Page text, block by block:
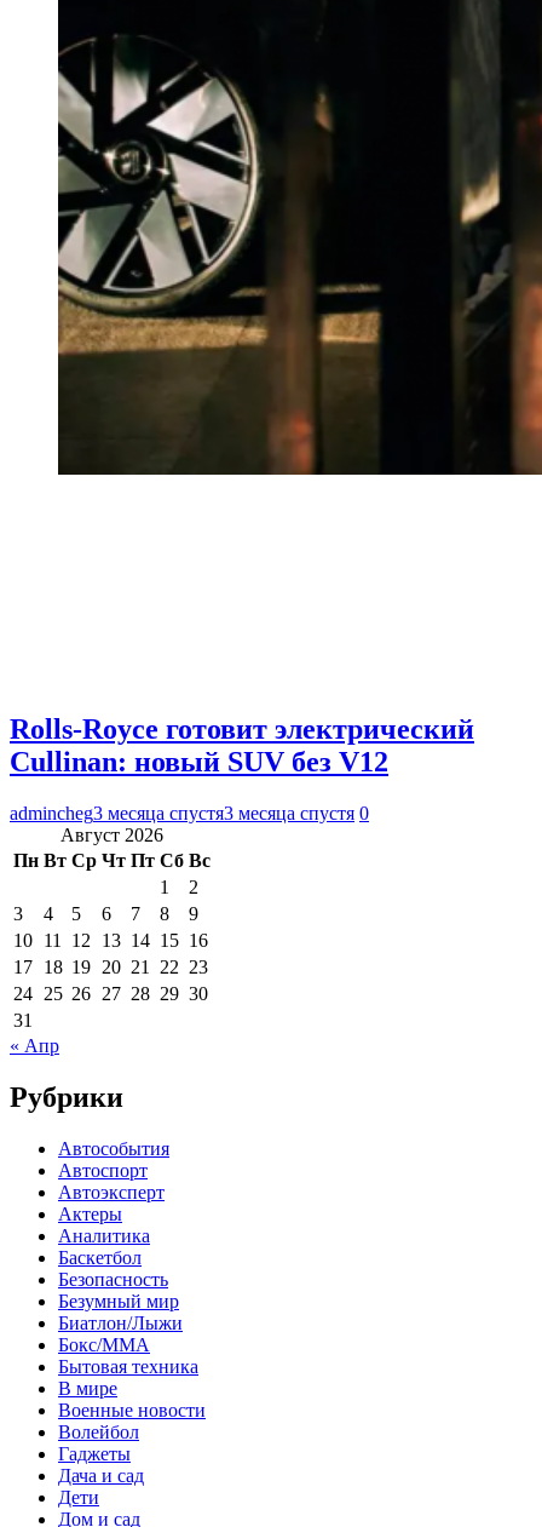
Rolls-Royce готовит электрический
Cullinan: новый SUV без V12
admincheg3 месяца спустя3 месяца спустя 0
Август 2026
Пн Вт Ср Чт Пт Сб Вс
1
2
3
4 5 6 7 8
9
10 11 12 13 14 15 16
17 18 19 20 21 22 23
24 25 26 27 28 29 30
31
« Апр
Рубрики
Автособытия
Автоспорт
Автоэксперт
Актеры
Аналитика
Баскетбол
Безопасность
Безумный мир
Биатлон/Лыжи
Бокс/MMA
Бытовая техника
В мире
Военные новости
Волейбол
Гаджеты
Дача и сад
Дети
Дом и сад